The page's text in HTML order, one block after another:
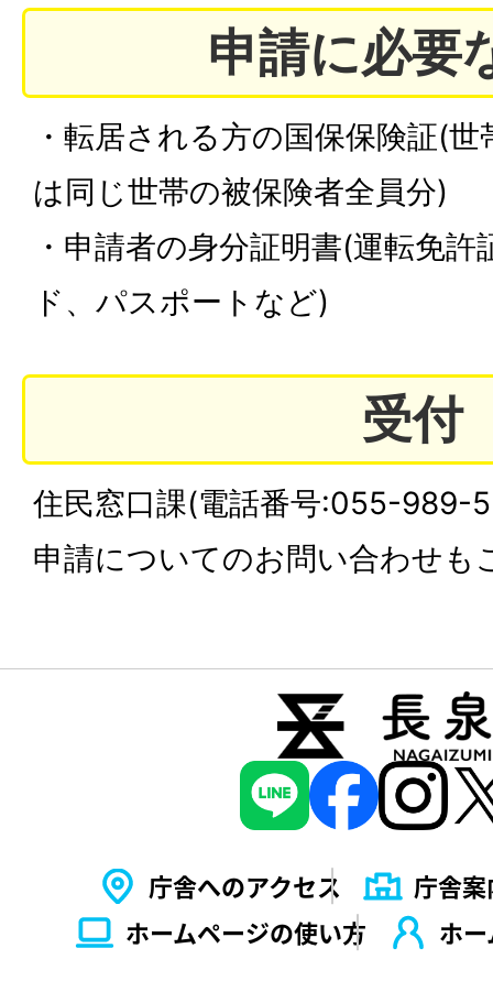
申請に必要
・転居される方の国保保険証(
は同じ世帯の被保険者全員分)
・申請者の身分証明書(運転免
ド、パスポートなど)
受付
住民窓口課(電話番号:055-989-
申請についてのお問い合わせも
庁舎へのアクセス
庁舎案
ホームページの使い⽅
ホ